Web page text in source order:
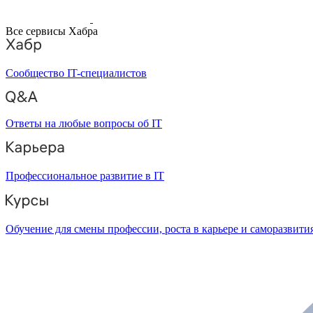
Все сервисы Хабра
Сообщество IT-специалистов
Ответы на любые вопросы об IT
Профессиональное развитие в IT
Обучение для смены профессии, роста в карьере и